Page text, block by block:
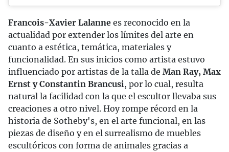
Francois-Xavier Lalanne es reconocido en la
actualidad por extender los límites del arte en
cuanto a estética, temática, materiales y
funcionalidad. En sus inicios como artista estuvo
influenciado por artistas de la talla de Man Ray, Max
Ernst y Constantin Brancusi, por lo cual, resulta
natural la facilidad con la que el escultor llevaba sus
creaciones a otro nivel. Hoy rompe récord en la
historia de Sotheby's, en el arte funcional, en las
piezas de diseño y en el surrealismo de muebles
escultóricos con forma de animales gracias a